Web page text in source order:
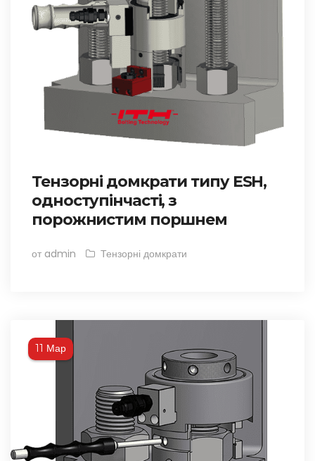
Тензорні домкрати типу ESH,
одноступінчасті, з
порожнистим поршнем
от admin Тензорні домкрати
11 Мар